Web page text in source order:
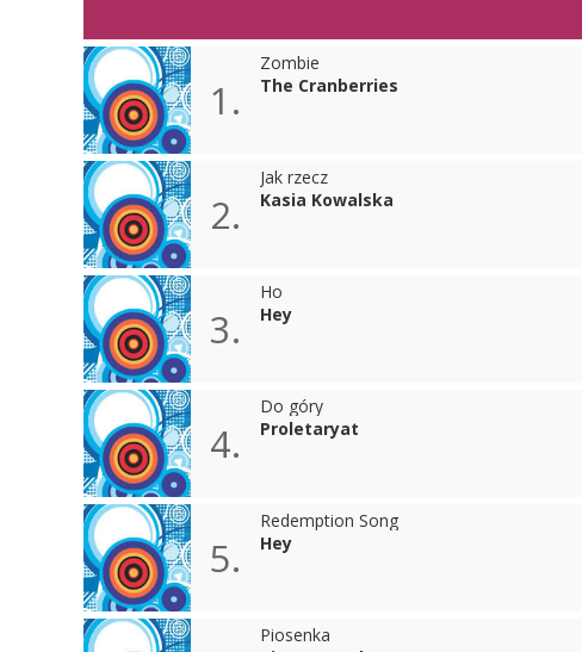
1.
Zombie
The Cranberries
2.
Jak rzecz
Kasia Kowalska
3.
Ho
Hey
4.
Do góry
Proletaryat
5.
Redemption Song
Hey
Piosenka